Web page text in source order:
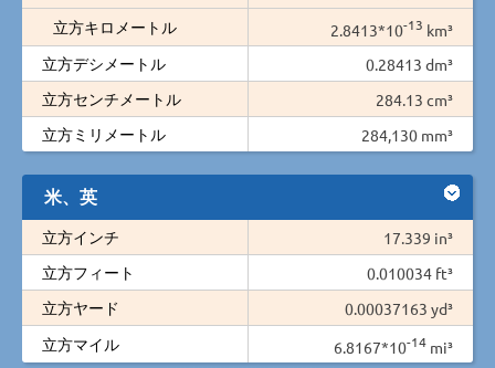
立方キロメートル
2.8413*10-13 km³
立方デシメートル
0.28413 dm³
立方センチメートル
284.13 cm³
立方ミリメートル
284,130 mm³
米、英
立方インチ
17.339 in³
立方フィート
0.010034 ft³
立方ヤード
0.00037163 yd³
立方マイル
6.8167*10-14 mi³